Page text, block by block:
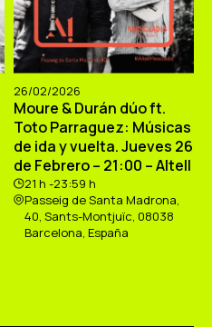
26/02/2026
Moure & Durán dúo ft.
Toto Parraguez: Músicas
de ida y vuelta. Jueves 26
de Febrero – 21:00 – Altell
21 h -23:59 h
Passeig de Santa Madrona,
40, Sants-Montjuïc, 08038
Barcelona, España